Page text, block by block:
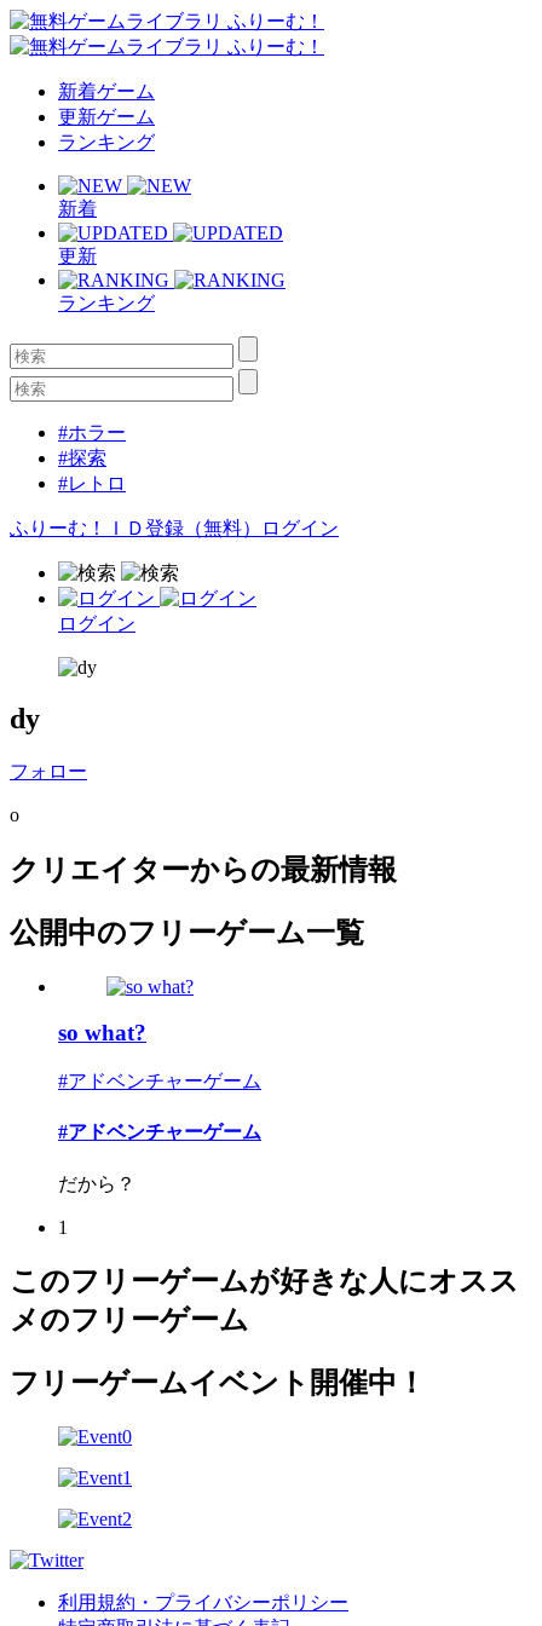
新着ゲーム
更新ゲーム
ランキング
新着
更新
ランキング
#ホラー
#探索
#レトロ
ふりーむ！ＩＤ登録（無料） ログイン
ログイン
dy
フォロー
o
クリエイターからの最新情報
公開中のフリーゲーム一覧
so what?
#アドベンチャーゲーム
#アドベンチャーゲーム
だから？
1
このフリーゲームが好きな人にオスス
メのフリーゲーム
フリーゲームイベント開催中！
利用規約・プライバシーポリシー